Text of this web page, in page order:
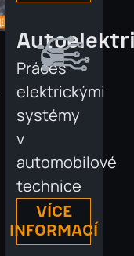
Práces
elektrickými
systémy
v
automobilové
technice
VÍCE
INFORMACÍ